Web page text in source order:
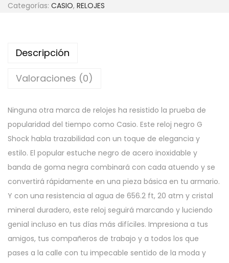
Categorías: CASIO, RELOJES
Descripción
Valoraciones (0)
Ninguna otra marca de relojes ha resistido la prueba de
popularidad del tiempo como Casio. Este reloj negro G
Shock habla trazabilidad con un toque de elegancia y
estilo. El popular estuche negro de acero inoxidable y
banda de goma negra combinará con cada atuendo y se
convertirá rápidamente en una pieza básica en tu armario.
Y con una resistencia al agua de 656.2 ft, 20 atm y cristal
mineral duradero, este reloj seguirá marcando y luciendo
genial incluso en tus días más difíciles. Impresiona a tus
amigos, tus compañeros de trabajo y a todos los que
pases a la calle con tu impecable sentido de la moda y